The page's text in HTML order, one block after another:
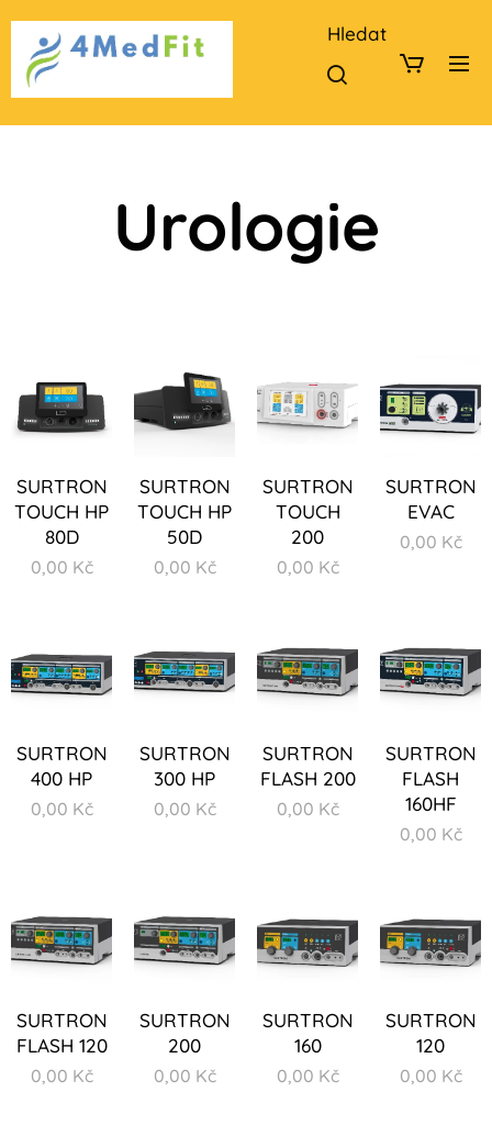
Hledat
Urologie
SURTRON
TOUCH HP
80D
0,00 Kč
SURTRON
TOUCH HP
50D
0,00 Kč
SURTRON
TOUCH
200
0,00 Kč
SURTRON
EVAC
0,00 Kč
SURTRON
400 HP
0,00 Kč
SURTRON
300 HP
0,00 Kč
SURTRON
FLASH 200
0,00 Kč
SURTRON
FLASH
160HF
0,00 Kč
SURTRON
FLASH 120
0,00 Kč
SURTRON
200
0,00 Kč
SURTRON
160
0,00 Kč
SURTRON
120
0,00 Kč